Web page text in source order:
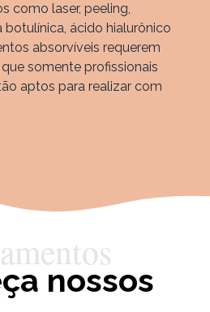
como laser, peeling,
ácido hialurônico
absorvíveis requerem
somente profissionais
aptos para realizar com
nossos